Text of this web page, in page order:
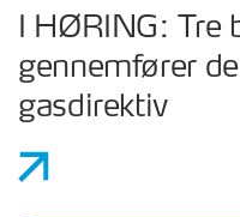
I HØRING: Tre
gennemfører
gasdirektiv